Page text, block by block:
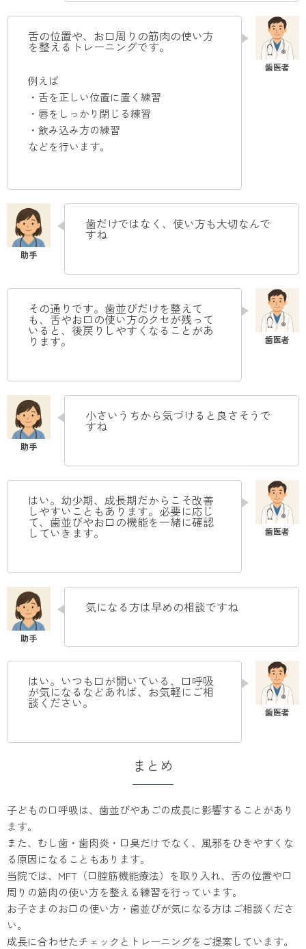
舌の位置や、お口周りの筋肉の使い方
を整えるトレーニングです。
例えば
・舌を正しい位置に置く練習
・唇をしっかり閉じる練習
・飲み込み方の練習
などを行います。
歯だけではなく、使い方も大切なんで
すね
その通りです。歯並びだけを整えて
も、舌やお口の使い方のクセが残って
いると、後戻りしやすくなることがあ
ります。
小さいうちから気づけると良さそうで
すね
はい。幼少期、成長期だからこそ改善
しやすいこともあります。必要に応じ
て、歯並びやお口の機能を一緒に確認
していきます。
気になる方は早めの相談ですね
はい。いつも口が開いている、口呼吸
が気になるなどあれば、お気軽にご相
談ください。
まとめ
子どもの口呼吸は、歯並びやあごの成長に影響することがあり
ます。
また、むし歯・歯肉炎・口臭だけでなく、風邪をひきやすくな
る原因になることもあります。
当院では、MFT（口腔筋機能療法）を取り入れ、舌の位置や口
周りの筋肉の使い方を整える練習を行っています。
お子さまのお口の使い方・歯並びが気になる方はご相談くださ
い。
成長に合わせたチェックとトレーニングをご提案しています。